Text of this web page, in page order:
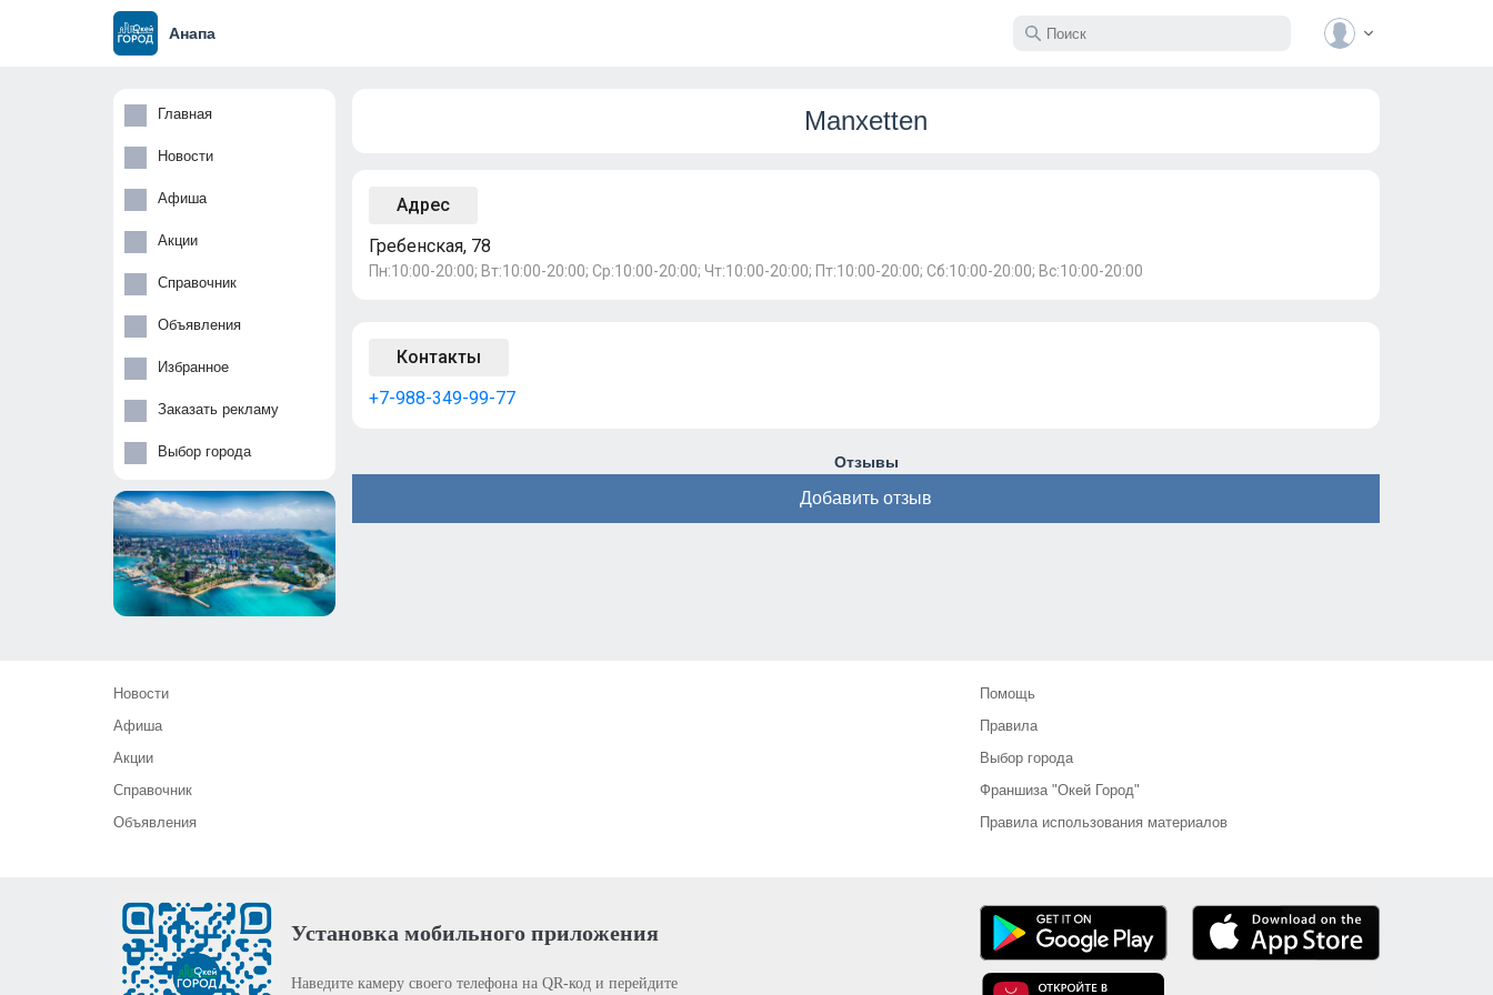
Анапа
Главная
Новости
Афиша
Акции
Справочник
Объявления
Избранное
Заказать рекламу
Выбор города
Manxetten
Адрес
Гребенская, 78
Пн:10:00-20:00; Вт:10:00-20:00; Ср:10:00-20:00; Чт:10:00-20:00; Пт:10:00-20:00; Сб:10:00-20:00; Вс:10:00-20:00
Контакты
+7-988-349-99-77
Отзывы
Добавить отзыв
Новости
Афиша
Акции
Справочник
Объявления
Помощь
Правила
Выбор города
Франшиза "Окей Город"
Правила использования материалов
Установка мобильного приложения
Наведите камеру своего телефона на QR-код и перейдите